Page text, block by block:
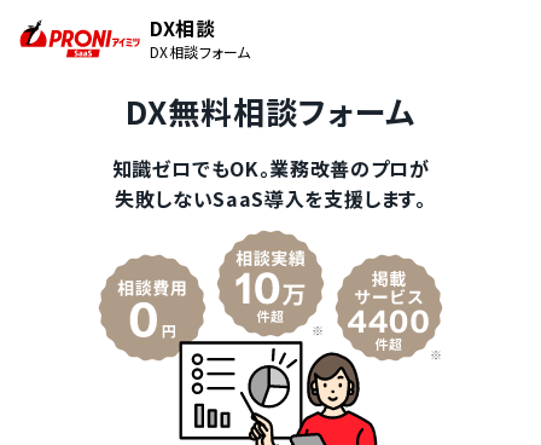
DX相談
DX相談フォーム
DX無料相談フォーム
知識ゼロでもOK。業務改善のプロが
失敗しないSaaS導入を支援します。